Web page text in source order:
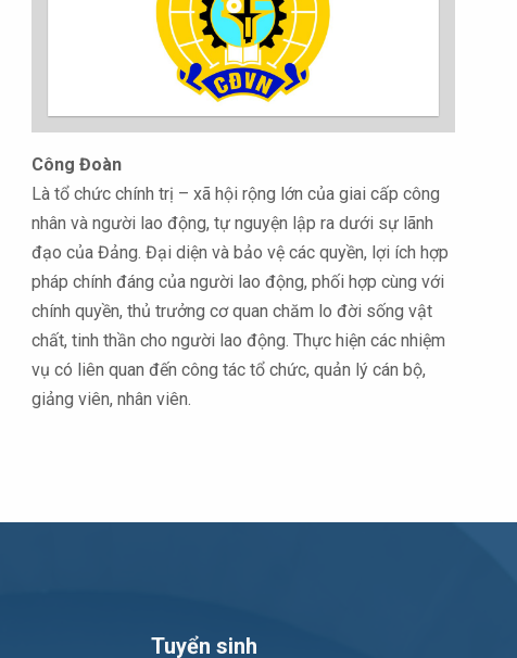
Công Đoàn
Là tổ chức chính trị – xã hội rộng lớn của giai cấp công
nhân và người lao động, tự nguyện lập ra dưới sự lãnh
đạo của Đảng. Đại diện và bảo vệ các quyền, lợi ích hợp
pháp chính đáng của người lao động, phối hợp cùng với
chính quyền, thủ trưởng cơ quan chăm lo đời sống vật
chất, tinh thần cho người lao động. Thực hiện các nhiệm
vụ có liên quan đến công tác tổ chức, quản lý cán bộ,
giảng viên, nhân viên.
Tuyển sinh